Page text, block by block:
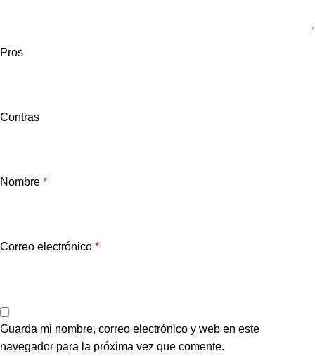
Pros
Contras
Nombre *
Correo electrónico *
Guarda mi nombre, correo electrónico y web en este
navegador para la próxima vez que comente.